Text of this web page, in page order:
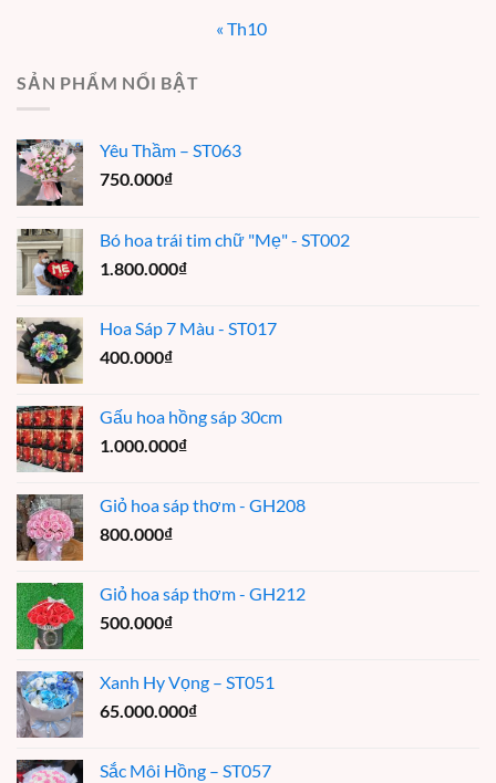
« Th10
SẢN PHẨM NỔI BẬT
Yêu Thầm – ST063
750.000₫
Bó hoa trái tim chữ "Mẹ" - ST002
1.800.000₫
Hoa Sáp 7 Màu - ST017
400.000₫
Gấu hoa hồng sáp 30cm
1.000.000₫
Giỏ hoa sáp thơm - GH208
800.000₫
Giỏ hoa sáp thơm - GH212
500.000₫
Xanh Hy Vọng – ST051
65.000.000₫
Sắc Môi Hồng – ST057